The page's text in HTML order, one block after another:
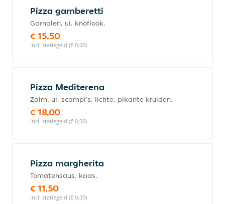
Pizza gamberetti
Garnalen, ui, knoflook.
€ 15,50
incl. statiegeld (€ 0,00)
Pizza Mediterena
Zalm, ui, scampi's, lichte, pikante kruiden.
€ 18,00
incl. statiegeld (€ 0,00)
Pizza margherita
Tomatensaus, kaas.
€ 11,50
incl. statiegeld (€ 0,00)